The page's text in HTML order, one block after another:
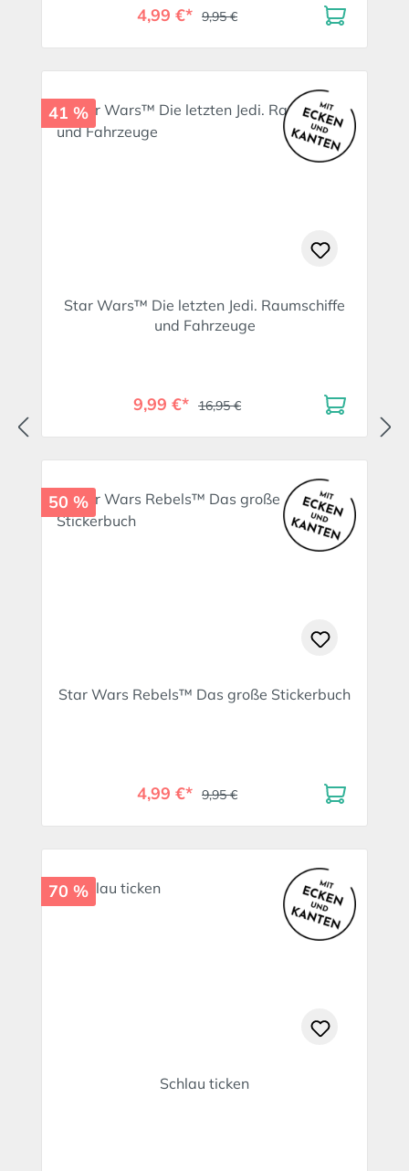
4,99 €* 9,95 €
41 %
Star Wars™ Die letzten Jedi. Raumschiffe
und Fahrzeuge
9,99 €* 16,95 €
50 %
Star Wars Rebels™ Das große Stickerbuch
4,99 €* 9,95 €
70 %
Schlau ticken